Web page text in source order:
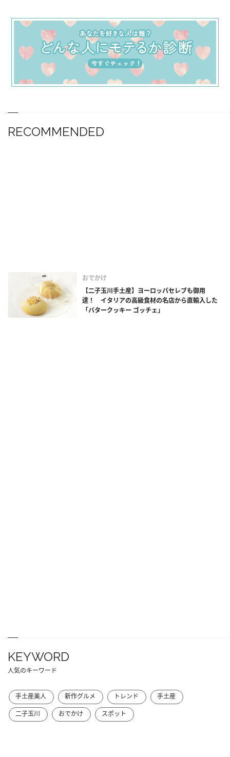
RECOMMENDED
おでかけ
【二子玉川手土産】ヨーロッパセレブも御用
達！ イタリアの高級食材の名店から直輸入した
「バタークッキー ゴッチェ」
KEYWORD
人気のキーワード
手土産美人 新作グルメ トレンド
手土産
二子玉川
おでかけ スポット